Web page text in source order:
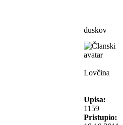
duskov
Lovčina
Upisa:
1159
Pristupio: